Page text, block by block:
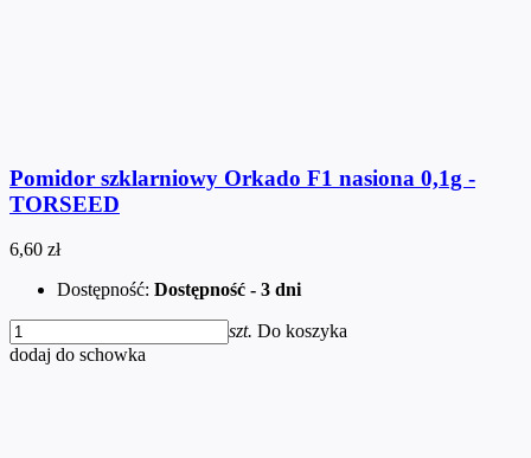
Pomidor szklarniowy Orkado F1 nasiona 0,1g -
TORSEED
6,60 zł
Dostępność: Dostępność - 3 dni
szt. Do koszyka
dodaj do schowka